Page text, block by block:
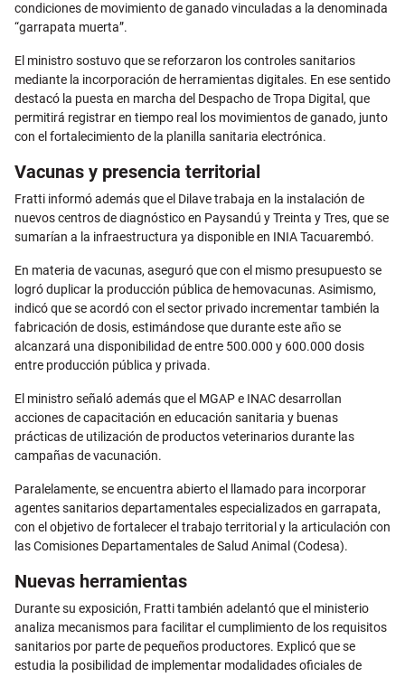
condiciones de movimiento de ganado vinculadas a la denominada
“garrapata muerta”.
El ministro sostuvo que se reforzaron los controles sanitarios
mediante la incorporación de herramientas digitales. En ese sentido
destacó la puesta en marcha del Despacho de Tropa Digital, que
permitirá registrar en tiempo real los movimientos de ganado, junto
con el fortalecimiento de la planilla sanitaria electrónica.
Vacunas y presencia territorial
Fratti informó además que el Dilave trabaja en la instalación de
nuevos centros de diagnóstico en Paysandú y Treinta y Tres, que se
sumarían a la infraestructura ya disponible en INIA Tacuarembó.
En materia de vacunas, aseguró que con el mismo presupuesto se
logró duplicar la producción pública de hemovacunas. Asimismo,
indicó que se acordó con el sector privado incrementar también la
fabricación de dosis, estimándose que durante este año se
alcanzará una disponibilidad de entre 500.000 y 600.000 dosis
entre producción pública y privada.
El ministro señaló además que el MGAP e INAC desarrollan
acciones de capacitación en educación sanitaria y buenas
prácticas de utilización de productos veterinarios durante las
campañas de vacunación.
Paralelamente, se encuentra abierto el llamado para incorporar
agentes sanitarios departamentales especializados en garrapata,
con el objetivo de fortalecer el trabajo territorial y la articulación con
las Comisiones Departamentales de Salud Animal (Codesa).
Nuevas herramientas
Durante su exposición, Fratti también adelantó que el ministerio
analiza mecanismos para facilitar el cumplimiento de los requisitos
sanitarios por parte de pequeños productores. Explicó que se
estudia la posibilidad de implementar modalidades oficiales de